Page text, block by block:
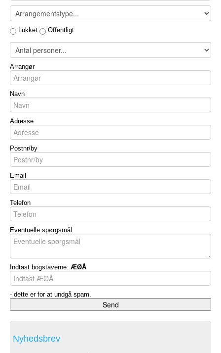
Lukket Offentligt
Arrangør
Navn
Adresse
Postnr/by
Email
Telefon
Eventuelle spørgsmål
Indtast bogstaverne: ÆØÅ
- dette er for at undgå spam.
Nyhedsbrev